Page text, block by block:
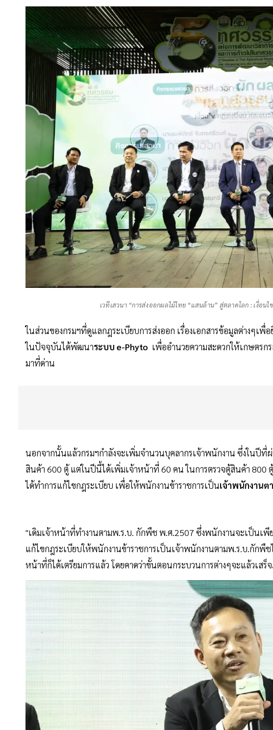
เวทีเสวนา “การส่งออกผลไม้ไทย “แสนล้าน” สู่ตลาดโลก : เงื่อน
ในส่วนของกรมฯที่ดูแลกฎระเบียบการส่งออก เรื่องเอกสารข้อมูลต่างๆเพื่
ในปัจจุบันได้พัฒนาระบบ e-Phyto เพื่ออำนวยความสะดวกให้เกษตร
มาที่ด่าน
นอกจากนั้นแล้วกรมฯกำลังจะเพิ่มจำนวนบุคลากรเจ้าพนักงาน ซึ่งในปีที่
สินค้า 600 ตู้ แต่ในปีนี้ได้เพิ่มเจ้าหน้าที่ 60 คน ในการตรวจตู้สินค้า 800
ได้ทำการแก้ไขกฎระเบียบ เพื่อให้พนักงานข้าราชการเป็นเจ้าพนักงาน
"เดิมเจ้าหน้าที่ทำงานตามพ.ร.บ. กักพืช พ.ศ.2507 ซึ่งพนักงานจะเป็นเพี
แก้ไขกฎระเบียบให้พนักงานข้าราชการเป็นเจ้าพนักงานตามพ.ร.บ.กักพื
หน้าที่ก็ได้เตรียมการแล้ว โดยคาดว่าขั้นตอนกระบวนการต่างๆจะแล้วเส